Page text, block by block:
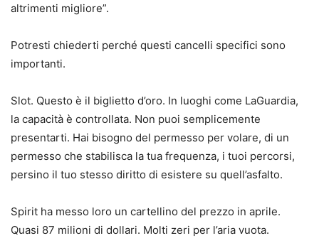
altrimenti migliore”.
Potresti chiederti perché questi cancelli specifici sono
importanti.
Slot. Questo è il biglietto d’oro. In luoghi come LaGuardia,
la capacità è controllata. Non puoi semplicemente
presentarti. Hai bisogno del permesso per volare, di un
permesso che stabilisca la tua frequenza, i tuoi percorsi,
persino il tuo stesso diritto di esistere su quell’asfalto.
Spirit ha messo loro un cartellino del prezzo in aprile.
Quasi 87 milioni di dollari. Molti zeri per l’aria vuota.